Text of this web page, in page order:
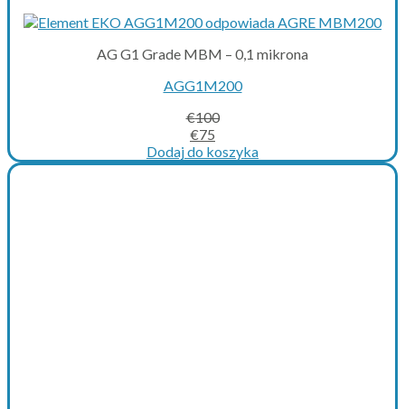
AG G1 Grade MBM – 0,1 mikrona
AGG1M200
€100
Original
price
was:
€75
price
is:
Dodaj do koszyka